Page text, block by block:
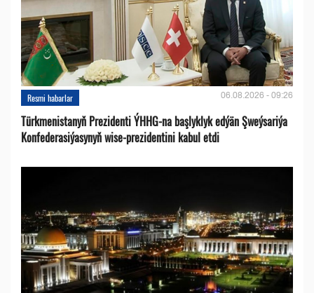
Resmi habarlar 06.08.2026 - 09:26
Türkmenistanyň Prezidenti ÝHHG-na başlyklyk edýän Şweýsariýa
Konfederasiýasynyň wise-prezidentini kabul etdi